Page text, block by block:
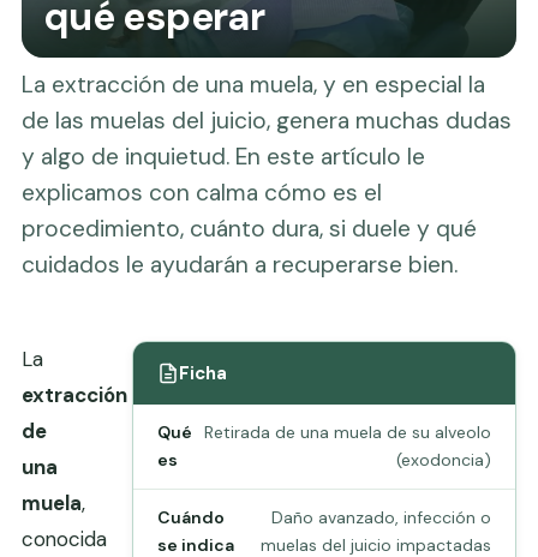
qué esperar
La extracción de una muela, y en especial la
de las muelas del juicio, genera muchas dudas
y algo de inquietud. En este artículo le
explicamos con calma cómo es el
procedimiento, cuánto dura, si duele y qué
cuidados le ayudarán a recuperarse bien.
La
extracción
de
una
muela,
conocida
Ficha
Qué
es
Retirada de una muela de su alveolo
(exodoncia)
Cuándo
se indica
Daño avanzado, infección o
muelas del juicio impactadas